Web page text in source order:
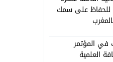
للحفاظ على سمك
في المؤتمر
العلمية